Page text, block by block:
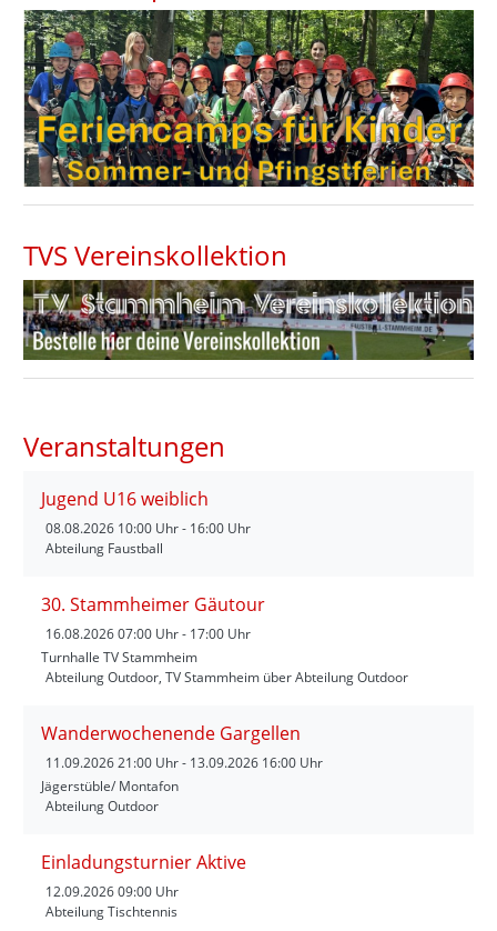
Feriencamps für Kinder
TVS Vereinskollektion
Veranstaltungen
Jugend U16 weiblich
30. Stammheimer Gäutour
16.08.202607:00 Uhr - 17:00 Uhr
Wanderwochenende Gargellen
11.09.202621:00 Uhr - 13.09.2026 16:00 Uhr
Einladungsturnier Aktive